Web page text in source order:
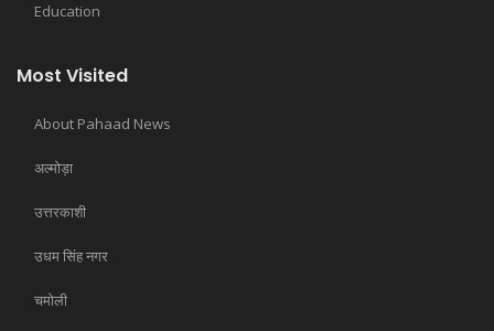
Education
Most Visited
About Pahaad News
अल्मोड़ा
उत्तरकाशी
उधम सिंह नगर
चमोली